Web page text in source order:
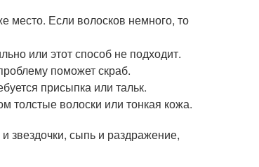
место. Если волосков немного, то
или этот способ не подходит.
поможет скраб.
присыпка или тальк.
толстые волоски или тонкая кожа.
звездочки, сыпь и раздражение,